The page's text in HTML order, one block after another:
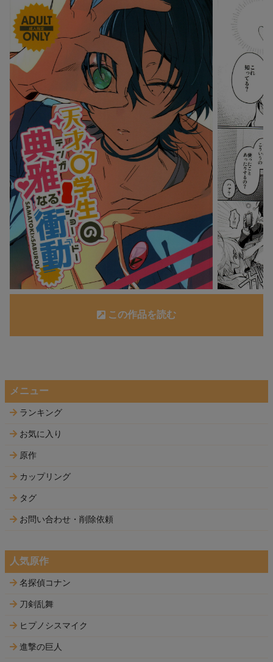
この作品を読む
メニュー
ランキング
お気に入り
原作
カップリング
タグ
お問い合わせ・削除依頼
人気原作
名探偵コナン
刀剣乱舞
ヒプノシスマイク
進撃の巨人